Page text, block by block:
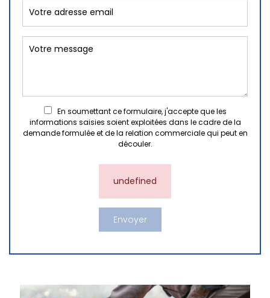
En soumettant ce formulaire, j'accepte que les
informations saisies soient exploitées dans le cadre de la
demande formulée et de la relation commerciale qui peut en
découler.
undefined